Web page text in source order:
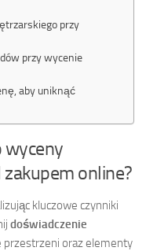
przy
przy wycenie
aby uniknąć
wyceny
online?
kluczowe czynniki
doświadczenie
przestrzeni oraz elementy